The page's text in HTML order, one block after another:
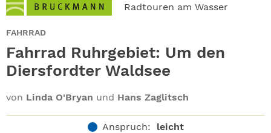
Radtouren am Wasser
FAHRRAD
Fahrrad Ruhrgebiet: Um den
Diersfordter Waldsee
von Linda O'Bryan und Hans Zaglitsch
Anspruch: leicht
ABO
GEWINNEN
NEWSLETTER